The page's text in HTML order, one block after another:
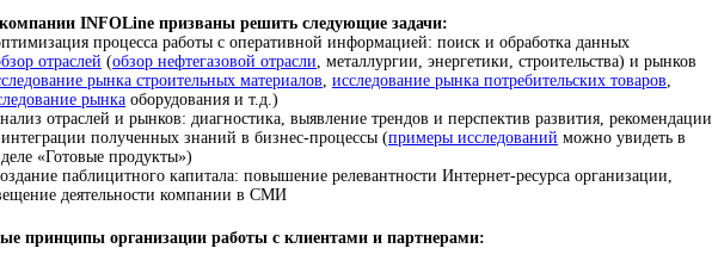
INFOLine призваны решить следующие задачи:
процесса работы с оперативной информацией: поиск и обработка данных
отраслей (обзор нефтегазовой отрасли , металлургии, энергетики, строительства) и рынков
рынка строительных материалов исследование рынка потребительских товаров
рынка оборудования и т.д.)
отраслей и рынков: диагностика, выявление трендов и перспектив развития, рекомендации
полученных знаний в бизнес-процессы (примеры исследований можно увидеть в
«Готовые продукты»)
паблицитного капитала: повышение релевантности Интернет-ресурса организации,
деятельности компании в СМИ
принципы организации работы с клиентами и партнерами: